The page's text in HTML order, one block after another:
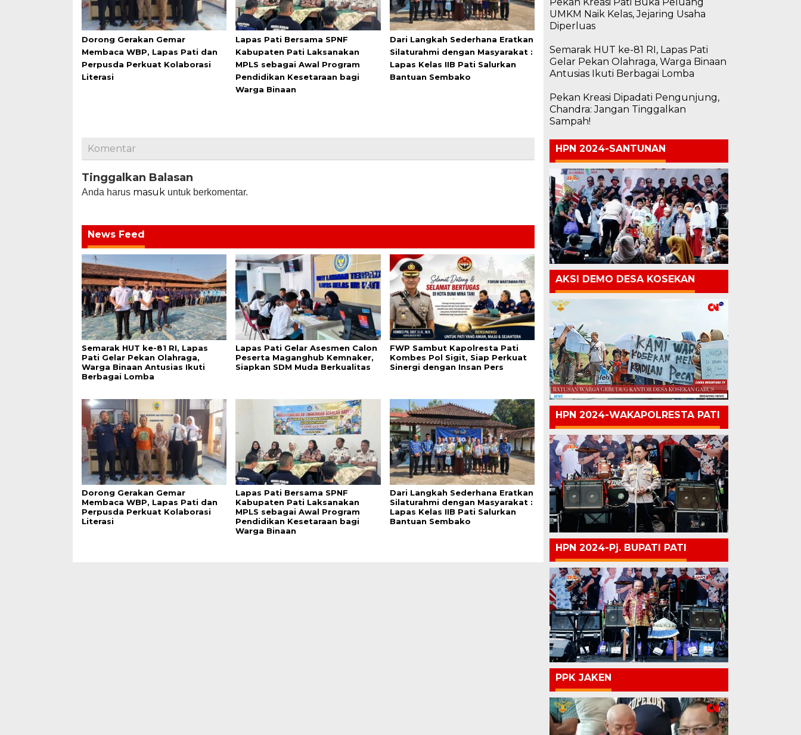
Dorong Gerakan Gemar
Membaca WBP, Lapas Pati dan
Perpusda Perkuat Kolaborasi
Literasi
Lapas Pati Bersama SPNF
Kabupaten Pati Laksanakan
MPLS sebagai Awal Program
Pendidikan Kesetaraan bagi
Warga Binaan
Dari Langkah Sederhana Eratkan
Silaturahmi dengan Masyarakat :
Lapas Kelas IIB Pati Salurkan
Bantuan Sembako
Komentar
Tinggalkan Balasan
Anda harus masuk untuk berkomentar.
News Feed
Semarak HUT ke-81 RI, Lapas
Pati Gelar Pekan Olahraga,
Warga Binaan Antusias Ikuti
Berbagai Lomba
Lapas Pati Gelar Asesmen Calon
Peserta Maganghub Kemnaker,
Siapkan SDM Muda Berkualitas
FWP Sambut Kapolresta Pati
Kombes Pol Sigit, Siap Perkuat
Sinergi dengan Insan Pers
Dorong Gerakan Gemar
Membaca WBP, Lapas Pati dan
Perpusda Perkuat Kolaborasi
Literasi
Lapas Pati Bersama SPNF
Kabupaten Pati Laksanakan
MPLS sebagai Awal Program
Pendidikan Kesetaraan bagi
Warga Binaan
Dari Langkah Sederhana Eratkan
Silaturahmi dengan Masyarakat :
Lapas Kelas IIB Pati Salurkan
Bantuan Sembako
UMKM Naik Kelas, Jejaring Usaha
Diperluas
Semarak HUT ke-81 RI, Lapas Pati
Gelar Pekan Olahraga, Warga Binaan
Antusias Ikuti Berbagai Lomba
Pekan Kreasi Dipadati Pengunjung,
Chandra: Jangan Tinggalkan
Sampah!
HPN 2024-SANTUNAN
AKSI DEMO DESA KOSEKAN
HPN 2024-WAKAPOLRESTA PATI
HPN 2024-Pj. BUPATI PATI
PPK JAKEN